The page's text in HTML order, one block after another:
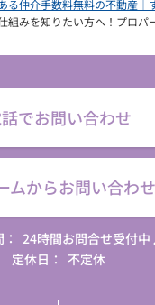
る仲介手数料無料の不動産｜
組みを知りたい方へ！プロパ
でお問い合わせ
ムからお問い合わせ
24時間お問合せ受付
定休日：
不定休